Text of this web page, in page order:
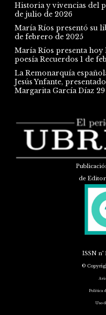
Historia y vivencias del
de julio de 2026
María Ríos presentó su
de febrero de 2025
María Ríos presenta
poesía Recuerdos 1 de
La Remonarquía
Jesús Ynfante,
Margarita García Díaz
de
ISSN
©
Política
Uso